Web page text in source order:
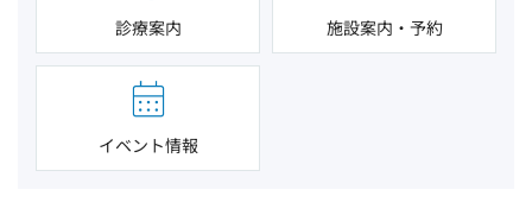
診療案内 施設案内・予約
イベント情報